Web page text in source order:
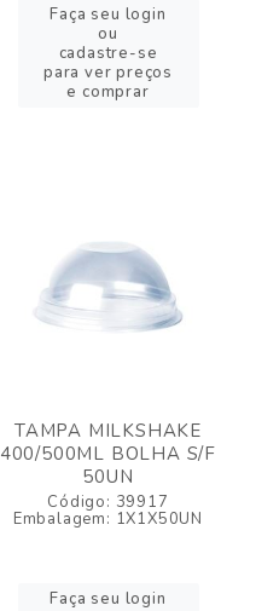
Faça seu login
ou
cadastre-se
para ver preços
e comprar
TAMPA MILKSHAKE
400/500ML BOLHA S/F
50UN
Código: 39917
Embalagem: 1X1X50UN
Faça seu login